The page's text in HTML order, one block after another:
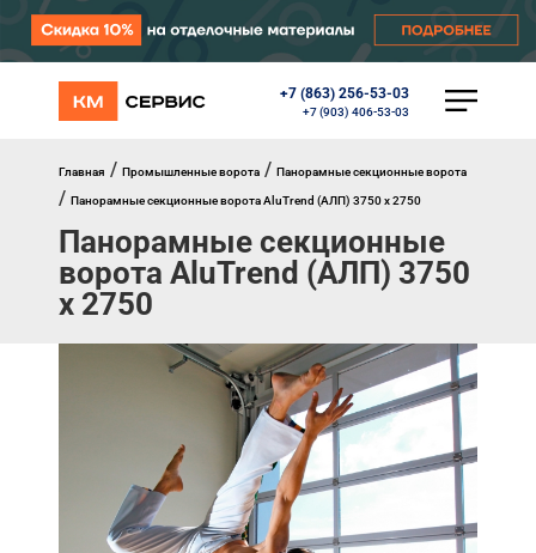
+7 (863) 256-53-03
+7 (903) 406-53-03
КАТАЛОГ
Автоматика
Перегрузочное оборудование
Уличные калитки
Шлагбаумы
Противопожарные ворота
Противопожарные шторы
Внешняя солнцезащита
Комплектующие
Главная / Промышленные ворота / Панорамные секционные ворота
/ Панорамные секционные ворота AluTrend (АЛП) 3750 х 2750
Панорамные секционные
ворота AluTrend (АЛП) 3750
х 2750